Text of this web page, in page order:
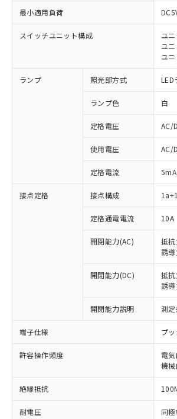
最小適用負荷
スイッチユニット構成
ユ
ユ
ユ
ランプ 照光部方式 LED
ランプ色 白
定格電圧 AC/
使用電圧 AC/
定格電流 5mA
接点定格 接点構成
定格通電電流 10A
開閉能力(AC)
抵
誘
開閉能力(DC)
抵
誘
開閉能力説明 測
端子仕様 プ
許容操作頻度
電
機
絶縁抵抗
耐電圧
同
ご利用条件
以下の条件をお読みいただき、
本サービスは、当社制御機
商品の当社在庫状況および
(税抜)を提供させていただ
当社制御機器事業取扱商品
本サービスの対象外となる
ことをご了承ください。
※1 対応状況
対応済み：EU RoHS指令（10
非含有に対応した製品が提供可
対応予定：EU RoHS指令（10物
有に対応した製品に切り替える
対応予定なし：EU RoHS指令（
非含有に非対応の商品で、対応
調査・確認中：EU RoHS指令（
非含有の対応状況を調査中また
商品です。
非該当品：ライセンス料など無
仕入先様の事情により、非含有
いたものが、含有品と判明した
「○」：最大均質材料含有率が
基準値以下であることを示しま
「×」：最大均質材料含有率が
基準値を超えていることを示し
当社は、これら貴社製品の